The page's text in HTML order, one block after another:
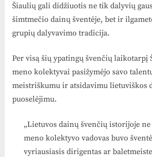
Šiaulių gali didžiuotis ne tik dalyvių
šimtmečio dainų šventėje, bet ir
grupių dalyvavimo tradicija.
Per visą šių ypatingų švenčių laikotarpį
meno kolektyvai pasižymėjo savo
meistriškumu ir atsidavimu lietuviškos
puoselėjimu.
„Lietuvos dainų švenčių istorijoje
meno kolektyvo vadovas buvo
vyriausiasis dirigentas ar